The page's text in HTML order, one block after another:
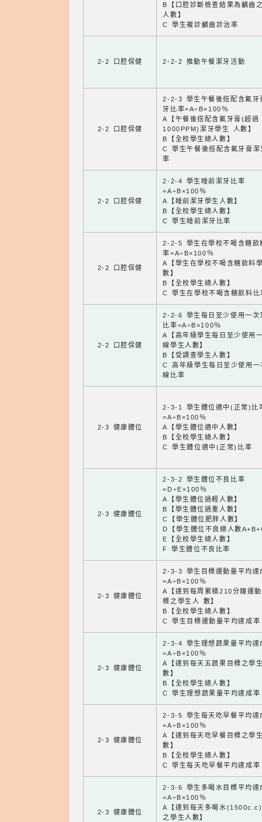
B【口腔診斷檢查結果為齲齒
人數】
C 學生複診齲齒診治率
2-2 口腔保健 2-2-2 推動午餐潔牙活動
2-2 口腔保健
2-2-3 學生午餐後搭配含氟牙
牙比率=A÷B×100％
A【午餐後搭配含氟牙膏(超過
1000PPM)潔牙學生 人數】
B【全校學生總人數】
C 學生午餐後搭配含氟牙膏潔
率
2-2 口腔保健
2-2-4 學生睡前潔牙比率
=A÷B×100％
A【睡前潔牙學生人數】
B【全校學生總人數】
C 學生睡前潔牙比率
2-2 口腔保健
2-2-5 學生在學校不喝含糖飲
率=A÷B×100％
A【學生在學校不喝含糖飲料
數】
B【全校學生總人數】
C 學生在學校不喝含糖飲料比
2-2 口腔保健
2-2-6 學生每日至少使用一次
比率=A÷B×100％
A【高年級學生每日至少使用
線學生人數】
B【受調查學生人數】
C 高年級學生每日至少使用一
線比率
2-3 健康體位
2-3-1 學生體位適中(正常)比
=A÷B×100％
A【學生體位適中人數】
B【全校學生總人數】
C 學生體位適中(正常)比率
2-3 健康體位
2-3-2 學生體位不良比率
=D÷E×100％
A【學生體位過輕人數】
B【學生體位過重人數】
C【學生體位肥胖人數】
D【學生體位不良總人數
E【全校學生總人數】
F 學生體位不良比率
2-3 健康體位
2-3-3 學生目標運動量平均達
=A÷B×100％
A【達到每周累積210分鐘運
標之學生人 數】
B【全校學生總人數】
C 學生目標運動量平均達成率
2-3 健康體位
2-3-4 學生理想蔬果量平均達
=A÷B×100％
A【達到每天五蔬果目標之學
數】
B【全校學生總人數】
C 學生理想蔬果量平均達成率
2-3 健康體位
2-3-5 學生每天吃早餐平均達
=A÷B×100％
A【達到每天吃早餐目標之學
數】
B【全校學生總人數】
C 學生每天吃早餐平均達成率
2-3 健康體位
2-3-6 學生多喝水目標平均達
=A÷B×100％
A【達到每天多喝水
之學生人數】